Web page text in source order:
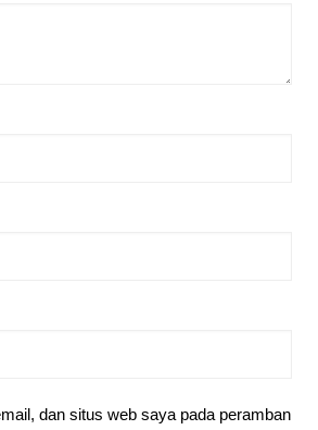
dan situs web saya pada peramban